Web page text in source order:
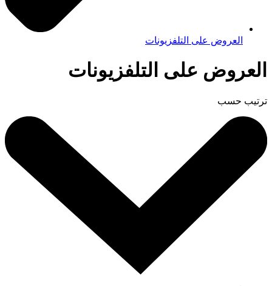
العروض على التلفزيونات
العروض على التلفزيونات
ترتيب حسب